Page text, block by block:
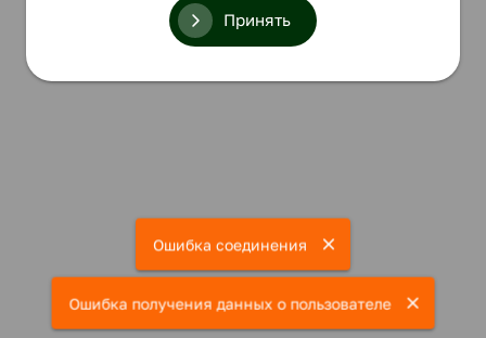
Ошибка соединения
Ошибка получения данных о пользователе
Принять